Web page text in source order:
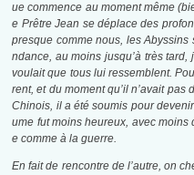
ue commence au moment même
e Prêtre Jean se déplace des
presque comme nous, les Abyssins
ndance, au moins jusqu’à très
voulait que tous lui ressemblent.
rent, et du moment qu’il n’avait
Chinois, il a été soumis pour
ume fut moins heureux, avec
e comme à la guerre.
En fait de rencontre de l’autre, on